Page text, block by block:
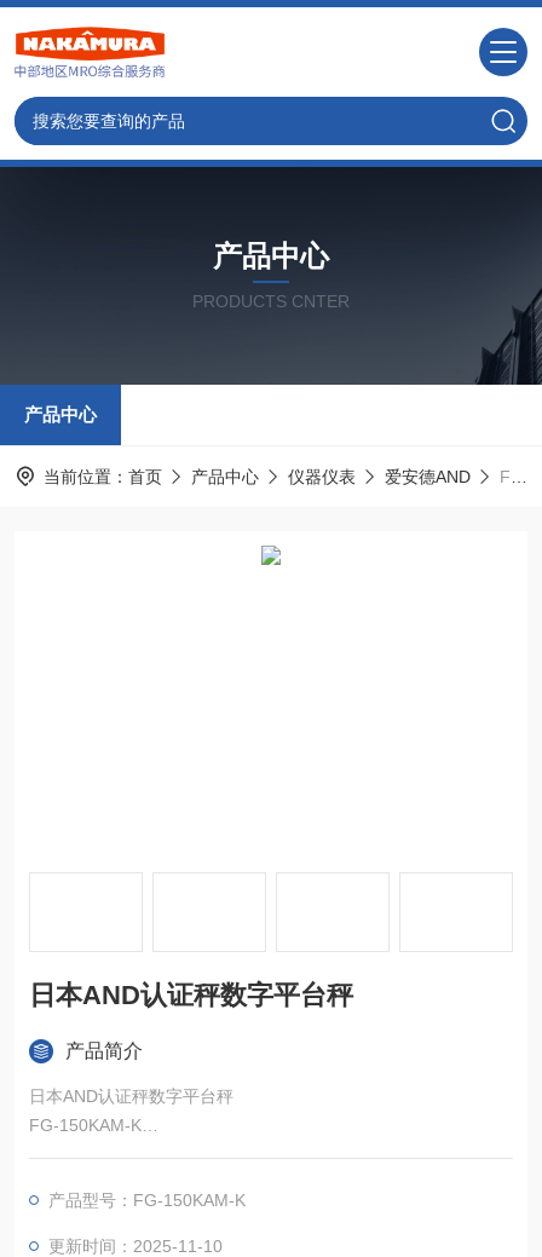
产品中心
PRODUCTS CNTER
产品中心
当前位置： 首页 产品中心 仪器仪表 爱安德AND FG-150KAM-K日本AND认证秤数字平台秤
日本AND认证秤数字平台秤
产品简介
日本AND认证秤数字平台秤
FG-150KAM-K
测量方式:电阻丝式(称重传感器式)
产品型号：FG-150KAM-K
更新时间：2025-11-10